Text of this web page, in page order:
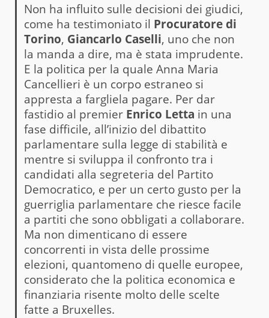
Non ha influito sulle decisioni dei giudici,
come ha testimoniato il Procuratore di
Torino, Giancarlo Caselli, uno che non
la manda a dire, ma è stata imprudente.
E la politica per la quale Anna Maria
Cancellieri è un corpo estraneo si
appresta a fargliela pagare. Per dar
fastidio al premier Enrico Letta in una
fase difficile, all’inizio del dibattito
parlamentare sulla legge di stabilità e
mentre si sviluppa il confronto tra i
candidati alla segreteria del Partito
Democratico, e per un certo gusto per la
guerriglia parlamentare che riesce facile
a partiti che sono obbligati a collaborare.
Ma non dimenticano di essere
concorrenti in vista delle prossime
elezioni, quantomeno di quelle europee,
considerato che la politica economica e
finanziaria risente molto delle scelte
fatte a Bruxelles.